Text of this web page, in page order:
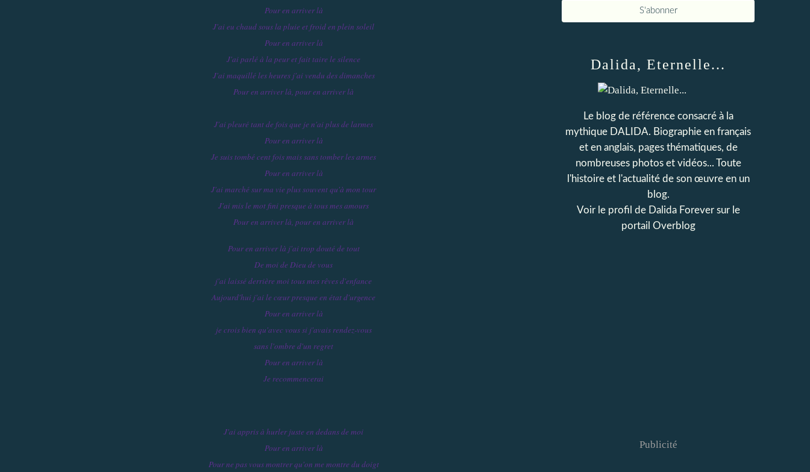
Pour en arriver là
J'ai eu chaud sous la pluie et froid en plein soleil
Pour en arriver là
J'ai parlé à la peur et fait taire le silence
J'ai maquillé les heures j'ai vendu des dimanches
Pour en arriver là, pour en arriver là
J'ai pleuré tant de fois que je n'ai plus de larmes
Pour en arriver là
Je suis tombé cent fois mais sans tomber les armes
Pour en arriver là
J'ai marché sur ma vie plus souvent qu'à mon tour
J'ai mis le mot fini presque à tous mes amours
Pour en arriver là, pour en arriver là
Pour en arriver là j'ai trop douté de tout
De moi de Dieu de vous
j'ai laissé derrière moi tous mes rêves d'enfance
Aujourd'hui j'ai le cœur presque en état d'urgence
Pour en arriver là
je crois bien qu'avec vous si j'avais rendez-vous
sans l'ombre d'un regret
Pour en arriver là
Je recommencerai
J'ai appris à hurler juste en dedans de moi
Pour en arriver là
Pour ne pas vous montrer qu'on me montre du doigt
Dalida, Eternelle...
Le blog de référence consacré à la
mythique DALIDA. Biographie en français
et en anglais, pages thématiques, de
nombreuses photos et vidéos... Toute
l'histoire et l'actualité de son œuvre en un
blog.
Voir le profil de Dalida Foreversur le
portail Overblog
Publicité